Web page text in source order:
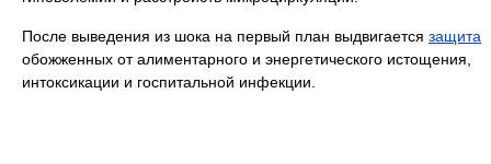
После выведения из шока на первый план выдвигается защита
обожженных от алиментарного и энергетического истощения,
интоксикации и госпитальной инфекции.